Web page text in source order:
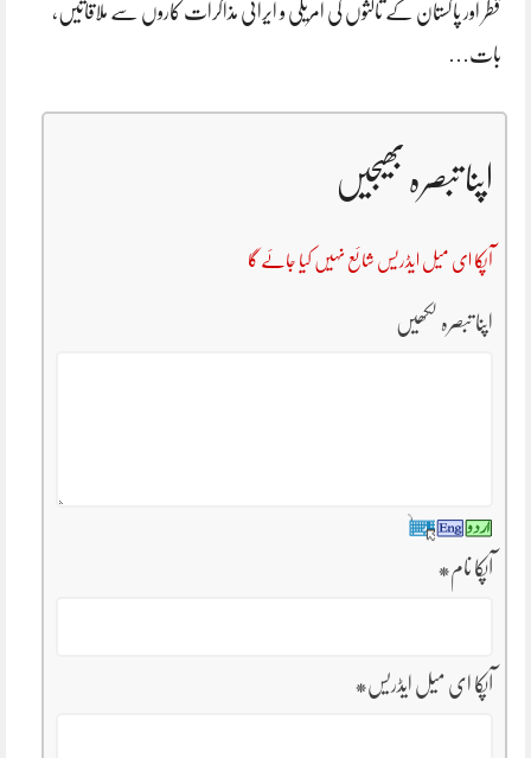
قطر اور پاکستان کے ثالثوں کی امریکی و ایرانی مذاکرات کاروں سے ملاقاتیں،
بات…
اپنا تبصرہ بھیجیں
آپکا ای میل ایڈریس شائع نہیں کیا جائے گا
اپنا تبصرہ لکھیں
آپکا نام*
آپکا ای میل ایڈریس*